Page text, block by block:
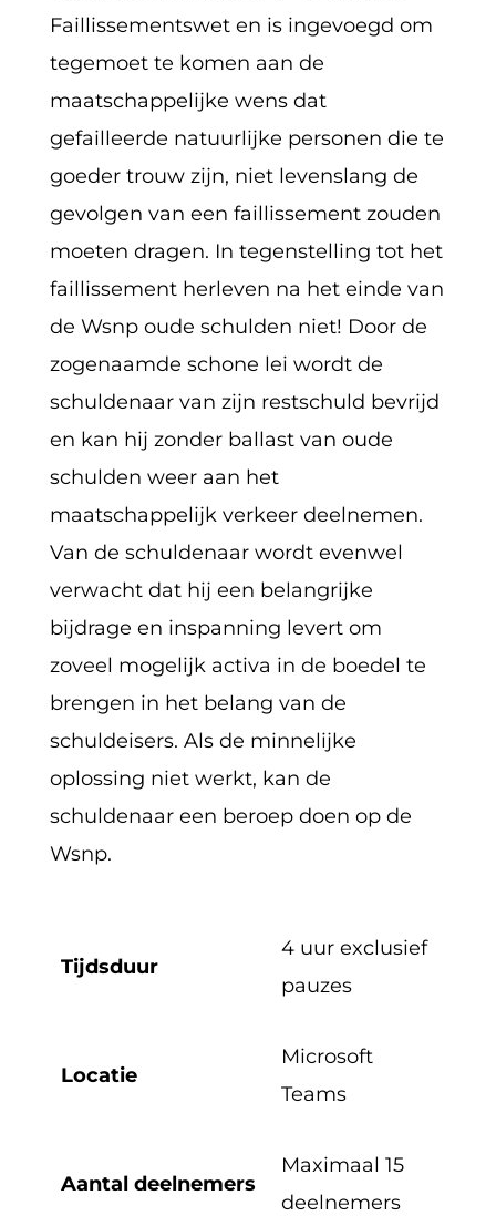
Faillissementswet en is ingevoegd om
tegemoet te komen aan de
maatschappelijke wens dat
gefailleerde natuurlijke personen die te
goeder trouw zijn, niet levenslang de
gevolgen van een faillissement zouden
moeten dragen. In tegenstelling tot het
faillissement herleven na het einde van
de Wsnp oude schulden niet! Door de
zogenaamde schone lei wordt de
schuldenaar van zijn restschuld bevrijd
en kan hij zonder ballast van oude
schulden weer aan het
maatschappelijk verkeer deelnemen.
Van de schuldenaar wordt evenwel
verwacht dat hij een belangrijke
bijdrage en inspanning levert om
zoveel mogelijk activa in de boedel te
brengen in het belang van de
schuldeisers. Als de minnelijke
oplossing niet werkt, kan de
schuldenaar een beroep doen op de
Wsnp.
Tijdsduur
4 uur exclusief
pauzes
Locatie
Microsoft
Teams
Aantal deelnemers
Maximaal 15
deelnemers